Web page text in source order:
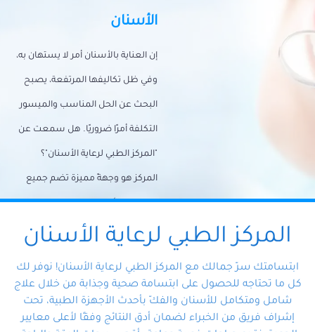
الأسنان
إن العناية بالأسنان أمر لا يستهان به،
وفي ظل تكاليفها المرتفعة، يصبح
البحث عن الحل المناسب والميسور
التكلفة أمرًا ضروريًا. هل سمعت عن
"المركز الطبي لرعاية الأسنان"؟
المركز هو وجهةً مميزة تضم جميع
احتياجات الأسنان تحت سقف واحد،
وتضمن لك حلاً شاملًا لجميع
المتخصص ذوي الخبرة، ستجد نفسك
في أيد أمينة تلبي احتياجاتك بكل
احترافية ودقة.
المركز الطبي لرعاية الأسنان
ابتسامتك سرّ جمالك مع المركز الطبي لرعاية الأسنان! نوفر لك
كل ما تحتاجه للحصول على ابتسامة صحية وجذابة من خلال علاج
شامل ومتكامل للأسنان والفكّ بأحدث الأجهزة الطبية، تحت
إشراف فريق من الخبراء لضمان أدق النتائج وفقًا لأعلى معايير